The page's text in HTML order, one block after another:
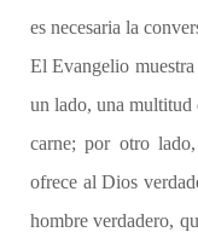
es necesaria la
El Evangelio
un lado, una multitud
carne; por otro
ofrece al Dios
hombre verdadero,